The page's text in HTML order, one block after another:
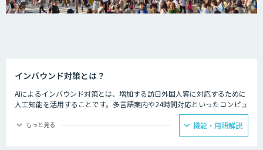
インバウンド対策とは？
AIによるインバウンド対策とは、増加する訪日外国人客に対応するために
人工知能を活用することです。多言語案内や24時間対応といったコンピュ
ーターならではの強みを生かし、AIを観光業界に役立てている事例があり
ます。もっと見る 機能・用語解説